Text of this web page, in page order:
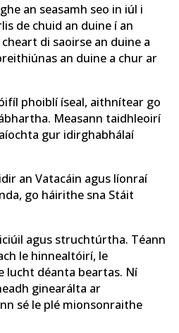
an seasamh seo in iúl i
de chuid an duine í an
di saoirse an duine a
an duine a chur ar
phoiblí íseal, aithnítear go
Measann taidhleoirí
gur idirghabhálaí
an Vatacáin agus líonraí
go háirithe sna Stáit
agus struchtúrtha. Téann
le hinnealtóirí, le
lucht déanta beartas. Ní
ginearálta ar
sé le plé mionsonraithe